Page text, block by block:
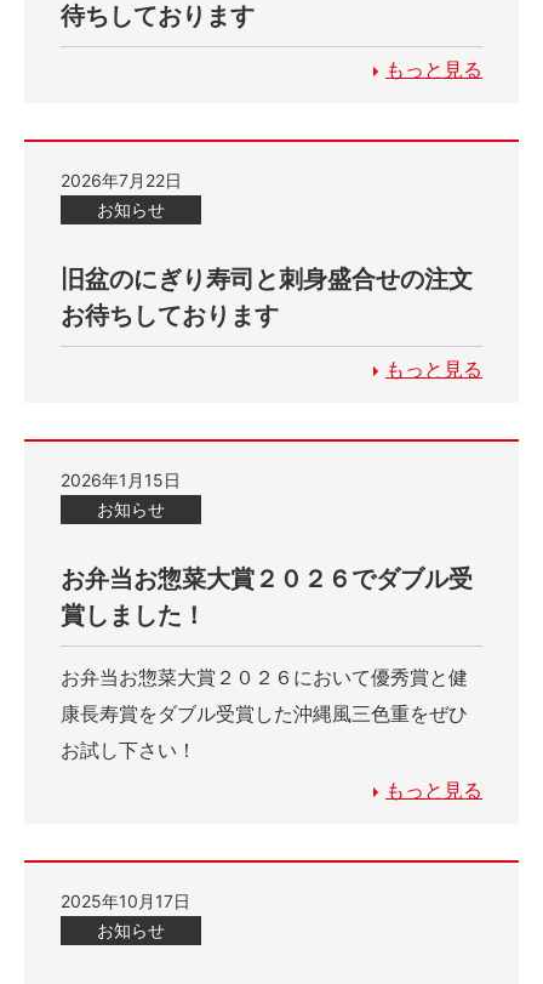
待ちしております
もっと見る
2026年7月22日
お知らせ
旧盆のにぎり寿司と刺身盛合せの注文
お待ちしております
もっと見る
2026年1月15日
お知らせ
お弁当お惣菜大賞２０２６でダブル受
賞しました！
お弁当お惣菜大賞２０２６において優秀賞と健
康長寿賞をダブル受賞した沖縄風三色重をぜひ
お試し下さい！
もっと見る
2025年10月17日
お知らせ